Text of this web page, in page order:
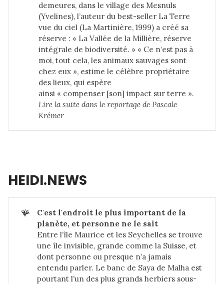
demeures, dans le village des Mesnuls
(Yvelines), l’auteur du best-seller La Terre
vue du ciel (La Martinière, 1999) a créé sa
réserve : « La Vallée de la Millière, réserve
intégrale de biodiversité. » « Ce n’est pas à
moi, tout cela, les animaux sauvages sont
chez eux », estime le célèbre propriétaire
des lieux, qui espère
ainsi « compenser [son] impact sur terre ».
Lire la suite dans le reportage de Pascale
Krémer
HEIDI.NEWS
🪸
C'est l'endroit le plus important de la
planète, et personne ne le sait
Entre l’île Maurice et les Seychelles se trouve
une île invisible, grande comme la Suisse, et
dont personne ou presque n’a jamais
entendu parler. Le banc de Saya de Malha est
pourtant l’un des plus grands herbiers sous-